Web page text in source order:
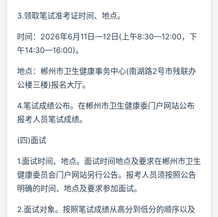
3.领取笔试准考证时间、地点。
时间：2026年6月11日—12日(上午8:30—12:00，下
午14:30—16:00)。
地点：郴州市卫生健康事务中心(南湖路2号市残联办
公楼三楼)报名大厅。
4.笔试成绩公布。在郴州市卫生健康委门户网站公布
报考人员笔试成绩。
(四)面试
1.面试时间、地点。面试时间地点及要求在郴州市卫生
健康委员会门户网站另行公告。报考人员须按照公告
明确的时间、地点及要求参加面试。
2.面试对象。按照笔试成绩从高分到低分的顺序以及